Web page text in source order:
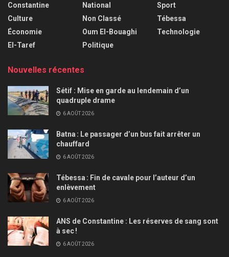
Constantine
Culture
Économie
El-Taref
National
Non Classé
Oum El-Bouaghi
Politique
Sport
Tébessa
Technologie
Nouvelles récentes
Sétif : Mise en garde au lendemain d’un
quadruple drame
6 AOÛT 2026
Batna : Le passager d’un bus fait arrêter un
chauffard
6 AOÛT 2026
Tébessa : Fin de cavale pour l’auteur d’un
enlèvement
6 AOÛT 2026
ANS de Constantine : Les réserves de sang sont
à sec !
6 AOÛT 2026